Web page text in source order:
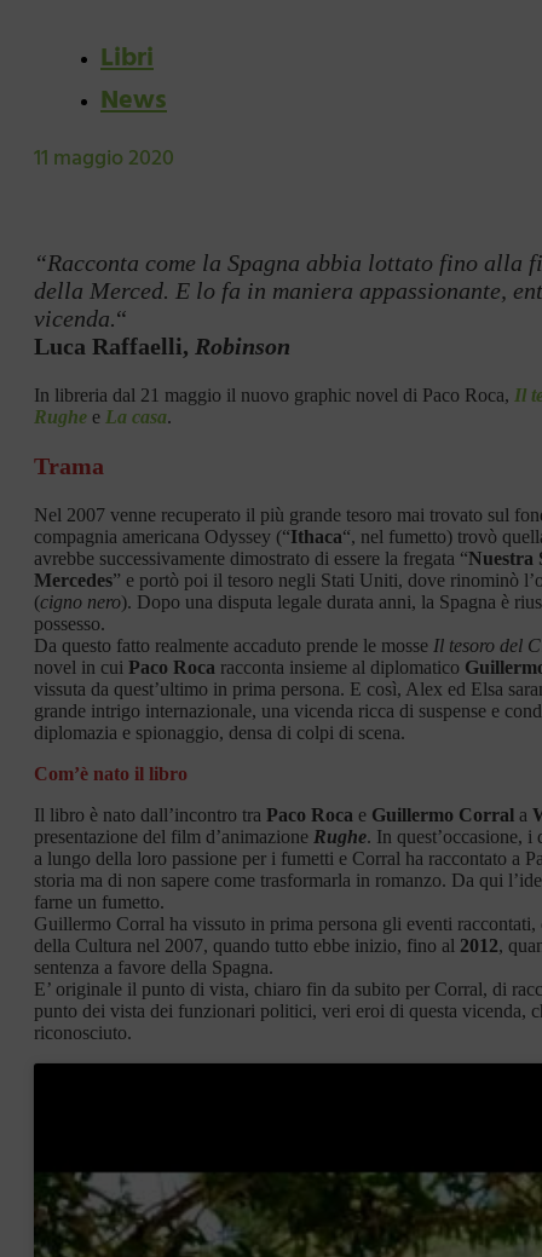
Libri
News
11 maggio 2020
“Racconta come la Spagna abbia lottato fino
della Merced. E lo fa in maniera appassionante,
vicenda.“
Luca Raffaelli, Robinson
In libreria dal 21 maggio il nuovo graphic novel di Paco Roca, Il
Rughe e La casa.
Trama
Nel 2007 venne recuperato il più grande tesoro mai trovato sul
compagnia americana Odyssey (“Ithaca“, nel fumetto) trovò
avrebbe successivamente dimostrato di essere la fregata “Nuestra
Mercedes” e portò poi il tesoro negli Stati Uniti, dove rinominò
(cigno nero). Dopo una disputa legale durata anni, la Spagna è
possesso.
Da questo fatto realmente accaduto prende le mosse Il tesoro del
novel in cui Paco Roca racconta insieme al diplomatico
vissuta da quest’ultimo in prima persona. E così, Alex ed Elsa
grande intrigo internazionale, una vicenda ricca di suspense e
diplomazia e spionaggio, densa di colpi di scena.
Com’è nato il libro
Il libro è nato dall’incontro tra Paco Roca e Guillermo Corral a
presentazione del film d’animazione Rughe. In quest’occasione, i
a lungo della loro passione per i fumetti e Corral ha raccontato a
storia ma di non sapere come trasformarla in romanzo. Da qui
farne un fumetto.
Guillermo Corral ha vissuto in prima persona gli eventi raccontati,
della Cultura nel 2007, quando tutto ebbe inizio, fino al 2012,
sentenza a favore della Spagna.
E’ originale il punto di vista, chiaro fin da subito per Corral, di
punto dei vista dei funzionari politici, veri eroi di questa vicenda,
riconosciuto.